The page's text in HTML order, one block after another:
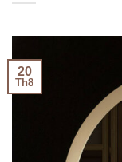
20
Th8